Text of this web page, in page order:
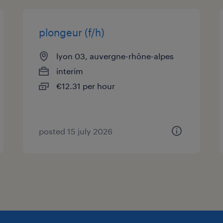
plongeur (f/h)
lyon 03, auvergne-rhône-alpes
interim
€12.31 per hour
posted 15 july 2026